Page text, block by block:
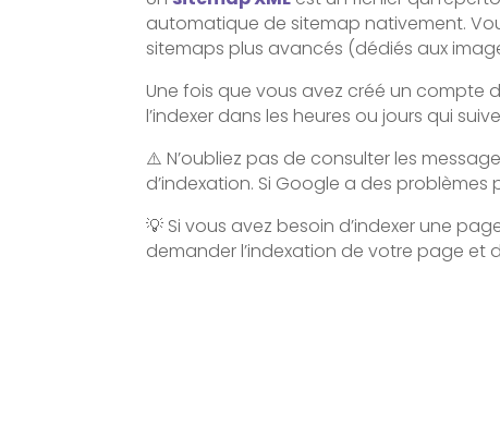
automatique de sitemap nativement.
sitemaps plus avancés (dédiés aux
Une fois que vous avez créé un compte
l’indexer dans les heures ou jours qui
⚠️ N’oubliez pas de consulter les
d’indexation. Si Google a des
💡 Si vous avez besoin d’indexer une
demander l’indexation de votre page et